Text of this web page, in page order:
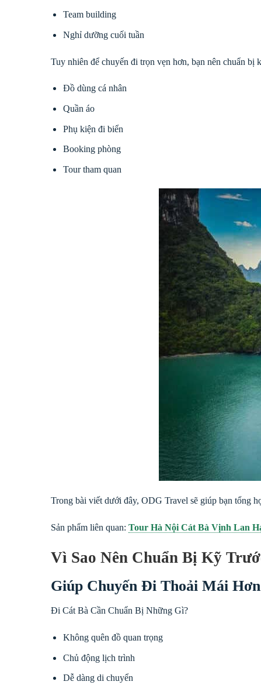
Team building
Nghỉ dưỡng cuối tuần
Tuy nhiên để chuyến đi trọn vẹn hơn, bạn nên chuẩn bị
Đồ dùng cá nhân
Quần áo
Phụ kiện đi biển
Booking phòng
Tour tham quan
Trong bài viết dưới đây, ODG Travel sẽ giúp bạn tổng
Sản phẩm liên quan: Tour Hà Nội Cát Bà Vịnh Lan
Vì Sao Nên Chuẩn Bị Kỹ
Giúp Chuyến Đi Thoải Mái Hơn
Đi Cát Bà Cần Chuẩn Bị Những Gì?
Không quên đồ quan trọng
Chủ động lịch trình
Dễ dàng di chuyển